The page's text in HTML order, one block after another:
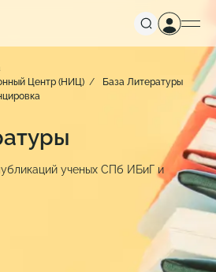
Центр (НИЦ)
База Литературы
ученых СПб ИБиГ и